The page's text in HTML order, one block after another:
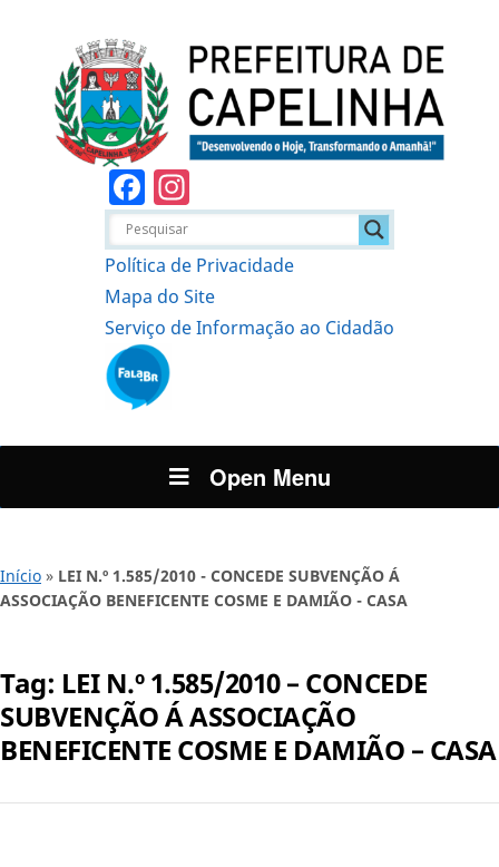
Facebook
Política de Privacidade
Mapa do Site
Serviço de Informação ao Cidadão
Open Menu
Início » LEI N.º 1.585/2010 - CONCEDE SUBVENÇÃO Á
ASSOCIAÇÃO BENEFICENTE COSME E DAMIÃO - CASA
Tag: LEI N.º 1.585/2010 – CONCEDE
SUBVENÇÃO Á ASSOCIAÇÃO
BENEFICENTE COSME E DAMIÃO – CASA